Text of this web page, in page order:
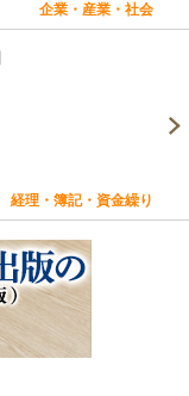
企業・産業・社会
経理・簿記・資金繰り